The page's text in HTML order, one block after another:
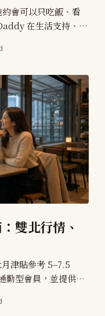
會可以只吃飯、看
在生活支持、肢
先談清楚的事項。
雙北行情、
津貼參考 5–7.5
勤型會員，並提供板
退場方式。